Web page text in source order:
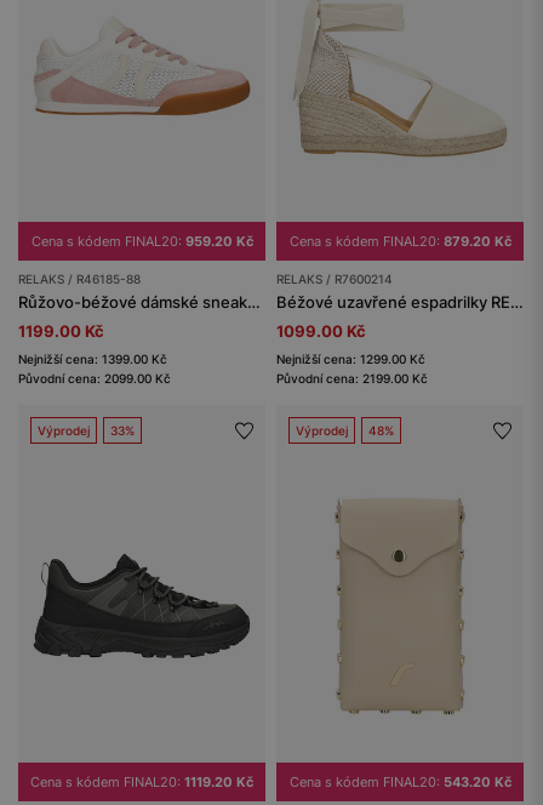
Cena s kódem FINAL20: 959.20 Kč
RELAKS / R46185-88
Růžovo-béžové dámské sneakers RELAKS s prodyšným mesh panelem
1199.00 Kč
Nejnižší cena: 1399.00 Kč
Původní cena: 2099.00 Kč
Cena s kódem FINAL20: 879.20 Kč
RELAKS / R7600214
Béžové uzavřené espadrilky RELAKS
1099.00 Kč
Nejnižší cena: 1299.00 Kč
Původní cena: 2199.00 Kč
Výprodej 33%
Cena s kódem FINAL20: 1119.20 Kč
Výprodej 48%
Cena s kódem FINAL20: 543.20 Kč